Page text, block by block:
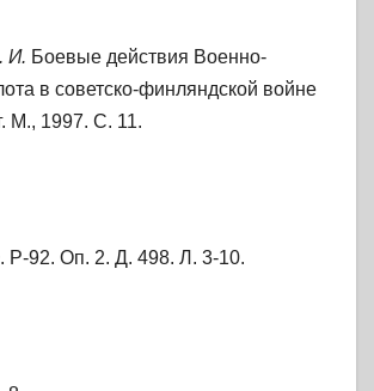
И. Боевые действия Военно-
в советско-финляндской войне
М., 1997. С. 11.
92. Оп. 2. Д. 498. Л. 3-10.